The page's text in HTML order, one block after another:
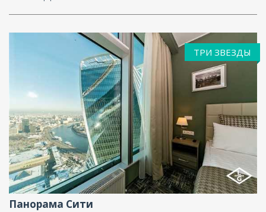
Фитнес центр, Бар, Парковка, СПА/
Оздоровительный центр, Интернет, Конференц-
зал
ТРИ ЗВЕЗДЫ
Панорама Сити